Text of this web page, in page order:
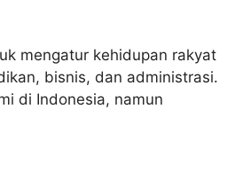
mengatur kehidupan rakyat
bisnis, dan administrasi.
di Indonesia, namun